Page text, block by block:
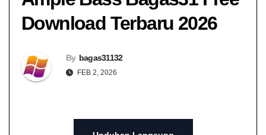
Download Terbaru 2026
By bagas31132
FEB 2, 2026